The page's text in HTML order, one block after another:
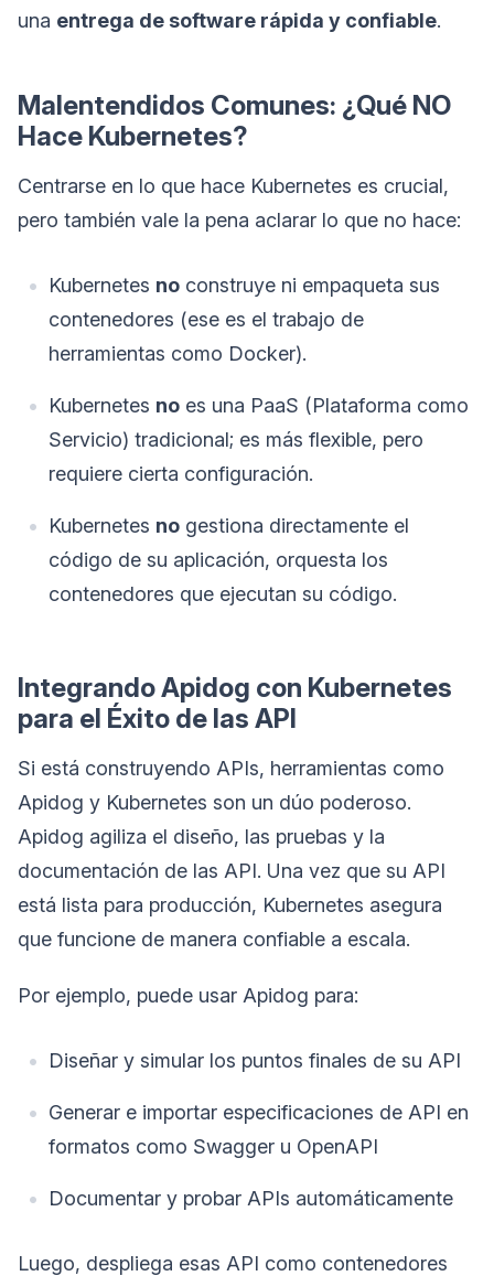
una entrega de software rápida y confiable.
Malentendidos Comunes: ¿Qué NO
Hace Kubernetes?
Centrarse en lo que hace Kubernetes es crucial,
pero también vale la pena aclarar lo que no hace:
Kubernetes no construye ni empaqueta sus
contenedores (ese es el trabajo de
herramientas como Docker).
Kubernetes no es una PaaS (Plataforma como
Servicio) tradicional; es más flexible, pero
requiere cierta configuración.
Kubernetes no gestiona directamente el
código de su aplicación, orquesta los
contenedores que ejecutan su código.
Integrando Apidog con Kubernetes
para el Éxito de las API
Si está construyendo APIs, herramientas como
Apidog y Kubernetes son un dúo poderoso.
Apidog agiliza el diseño, las pruebas y la
documentación de las API. Una vez que su API
está lista para producción, Kubernetes asegura
que funcione de manera confiable a escala.
Por ejemplo, puede usar Apidog para:
Diseñar y simular los puntos finales de su API
Generar e importar especificaciones de API en
formatos como Swagger u OpenAPI
Documentar y probar APIs automáticamente
Luego, despliega esas API como contenedores